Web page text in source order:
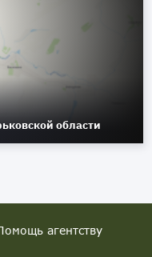
области
агентству